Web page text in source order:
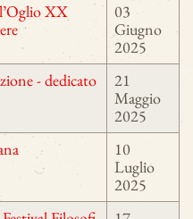
XX
03
Giugno
2025
- dedicato
21
Maggio
2025
10
Luglio
2025